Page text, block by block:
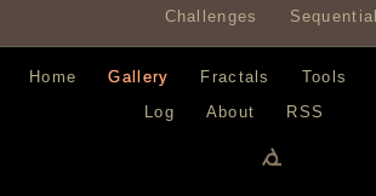
Challenges
Sequential
Home Gallery Fractals Tools
Log
About RSS